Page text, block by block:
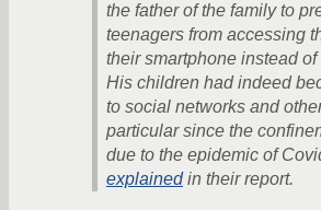
the father of the family to
teenagers from accessing
their smartphone instead
His children had indeed
to social networks and
particular since the
due to the epidemic of
explainedin their report.